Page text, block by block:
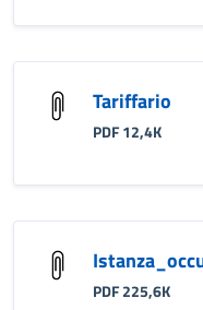
Tariffario
PDF 12,4K
PDF 225,6K